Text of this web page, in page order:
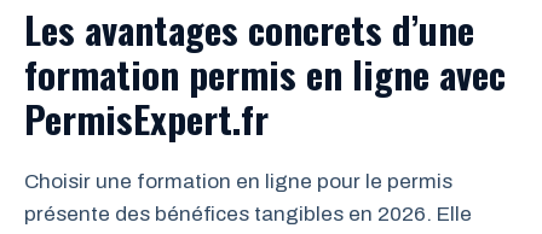
Les avantages concrets d’une
formation permis en ligne avec
PermisExpert.fr
Choisir une formation en ligne pour le permis
présente des bénéfices tangibles en 2026. Elle